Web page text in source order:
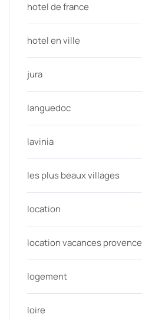
hotel de france
hotel en ville
jura
languedoc
lavinia
les plus beaux villages
location
location vacances provence
logement
loire